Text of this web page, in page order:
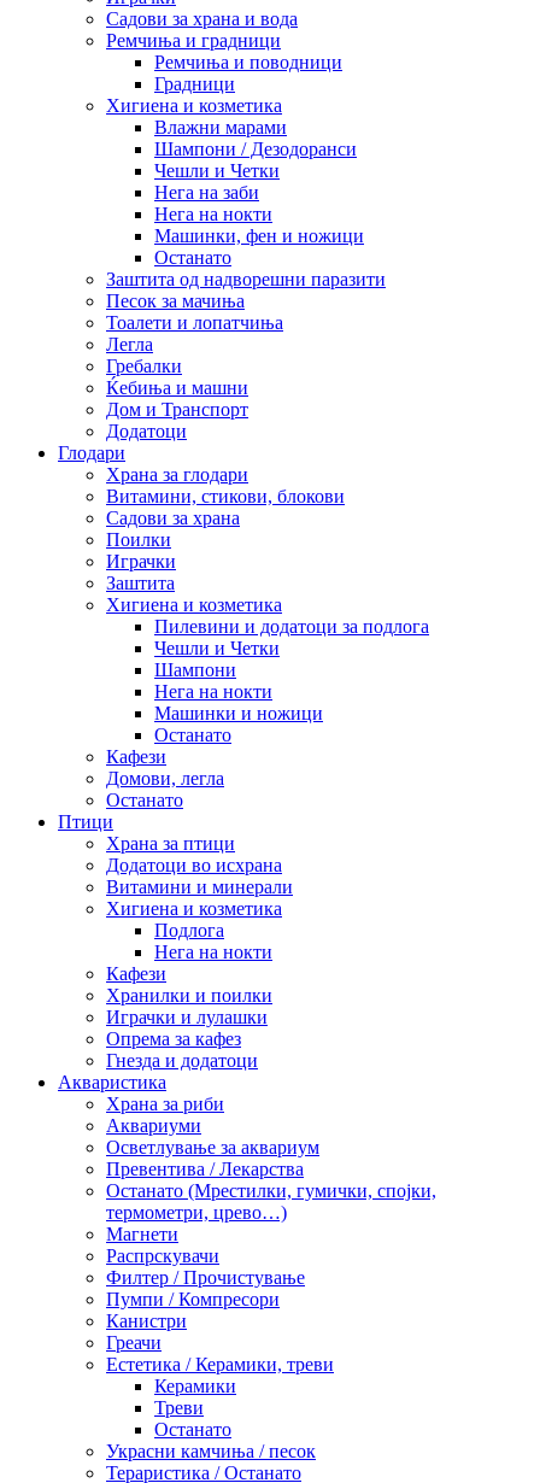
Садови за храна и вода
Ремчиња и градници
Ремчиња и поводници
Градници
Хигиена и козметика
Влажни марами
Шампони / Дезодоранси
Чешли и Четки
Нега на заби
Нега на нокти
Машинки, фен и ножици
Останато
Заштита од надворешни паразити
Песок за мачиња
Тоалети и лопатчиња
Легла
Гребалки
Ќебиња и машни
Дом и Транспорт
Додатоци
Глодари
Храна за глодари
Витамини, стикови, блокови
Садови за храна
Поилки
Играчки
Заштита
Хигиена и козметика
Пилевини и додатоци за подлога
Чешли и Четки
Шампони
Нега на нокти
Машинки и ножици
Останато
Кафези
Домови, легла
Останато
Птици
Храна за птици
Додатоци во исхрана
Витамини и минерали
Хигиена и козметика
Подлога
Нега на нокти
Кафези
Хранилки и поилки
Играчки и лулашки
Опрема за кафез
Гнезда и додатоци
Акваристика
Храна за риби
Аквариуми
Осветлување за аквариум
Превентива / Лекарства
Останато (Мрестилки, гумички, спојки,
термометри, црево…)
Магнети
Распрскувачи
Филтер / Прочистување
Пумпи / Компресори
Канистри
Греачи
Естетика / Керамики, треви
Керамики
Треви
Останато
Украсни камчиња / песок
Тераристика / Останато